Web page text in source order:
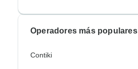
Operadores más populares
Contiki